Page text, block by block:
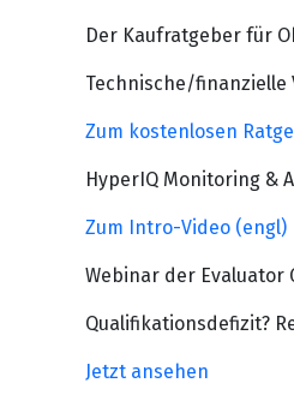
Der Kaufratgeber für
Technische/finanzielle
Zum kostenlosen
HyperIQ Monitoring &
Zum Intro-Video (engl)
Webinar der Evaluator
Qualifikationsdefizit?
Jetzt ansehen